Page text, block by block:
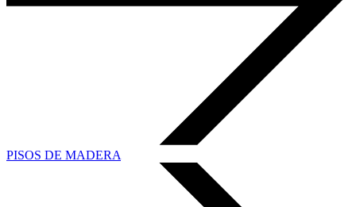
PISOS DE MADERA